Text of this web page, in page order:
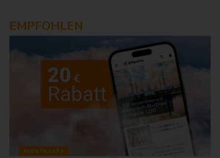
EMPFOHLEN
FLUGTICKETS